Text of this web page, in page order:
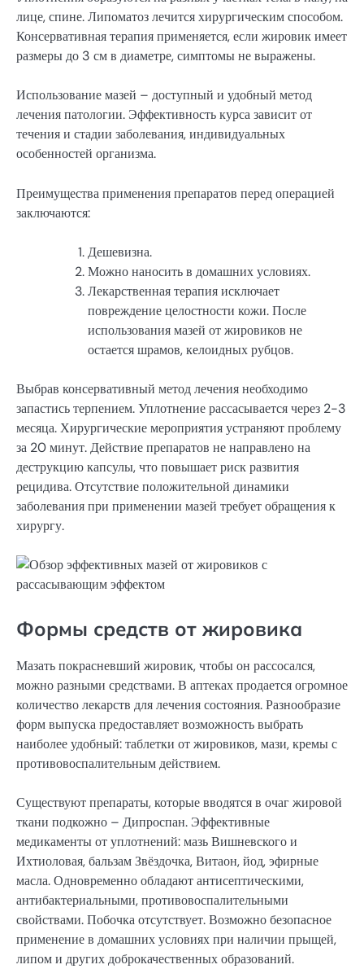
лице, спине. Липоматоз лечится хирургическим способом.
Консервативная терапия применяется, если жировик имеет
размеры до 3 см в диаметре, симптомы не выражены.
Использование мазей – доступный и удобный метод
лечения патологии. Эффективность курса зависит от
течения и стадии заболевания, индивидуальных
особенностей организма.
Преимущества применения препаратов перед операцией
заключаются:
Дешевизна.
Можно наносить в домашних условиях.
Лекарственная терапия исключает
повреждение целостности кожи. После
использования мазей от жировиков не
остается шрамов, келоидных рубцов.
Выбрав консервативный метод лечения необходимо
запастись терпением. Уплотнение рассасывается через 2-3
месяца. Хирургические мероприятия устраняют проблему
за 20 минут. Действие препаратов не направлено на
деструкцию капсулы, что повышает риск развития
рецидива. Отсутствие положительной динамики
заболевания при применении мазей требует обращения к
хирургу.
Формы средств от жировика
Мазать покрасневший жировик, чтобы он рассосался,
можно разными средствами. В аптеках продается огромное
количество лекарств для лечения состояния. Разнообразие
форм выпуска предоставляет возможность выбрать
наиболее удобный: таблетки от жировиков, мази, кремы с
противовоспалительным действием.
Существуют препараты, которые вводятся в очаг жировой
ткани подкожно – Дипроспан. Эффективные
медикаменты от уплотнений: мазь Вишневского и
Ихтиоловая, бальзам Звёздочка, Витаон, йод, эфирные
масла. Одновременно обладают антисептическими,
антибактериальными, противовоспалительными
свойствами. Побочка отсутствует. Возможно безопасное
применение в домашних условиях при наличии прыщей,
липом и других доброкачественных образований.